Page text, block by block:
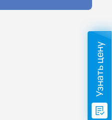
Узнать цену